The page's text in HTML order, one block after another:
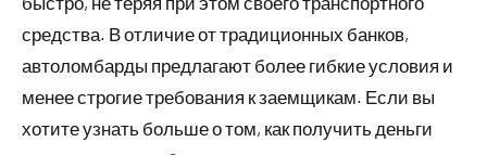
средства. В отличие от традиционных банков,
автоломбарды предлагают более гибкие условия и
менее строгие требования к заемщикам. Если вы
хотите узнать больше о том, как получить деньги